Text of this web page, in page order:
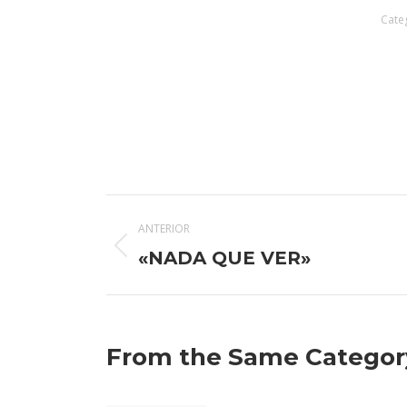
entre
publicaciones
ANTERIOR
Publicación
«NADA QUE VER»
From the Same